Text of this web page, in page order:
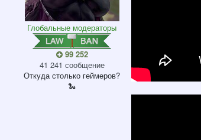
Глобальные модераторы
99 252
41 241 сообщение
Откудастолько геймеров?
🐍